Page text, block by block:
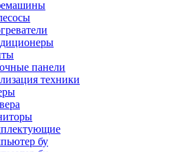
панели
техники
бу